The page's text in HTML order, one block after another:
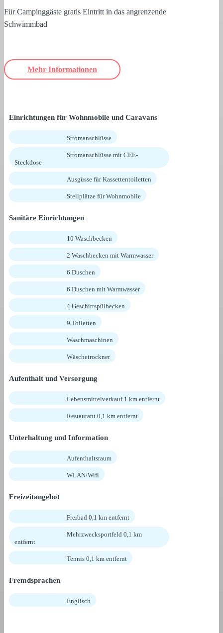
Für Campinggäste gratis Eintritt in das angrenzende
Schwimmbad
Mehr Informationen
Einrichtungen für Wohnmobile und Caravans
Stromanschlüsse
Stromanschlüsse mit CEE-
Steckdose
Ausgüsse für Kassettentoiletten
Stellplätze für Wohnmobile
Sanitäre Einrichtungen
10 Waschbecken
2 Waschbecken mit Warmwasser
6 Duschen
6 Duschen mit Warmwasser
4 Geschirrspülbecken
9 Toiletten
Waschmaschinen
Wäschetrockner
Aufenthalt und Versorgung
Lebensmittelverkauf 1 km entfernt
Restaurant 0,1 km entfernt
Unterhaltung und Information
Aufenthaltsraum
WLAN/Wifi
Freizeitangebot
Freibad 0,1 km entfernt
Mehrzwecksportfeld 0,1 km
entfernt
Tennis 0,1 km entfernt
Fremdsprachen
Englisch